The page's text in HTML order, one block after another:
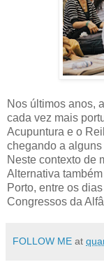
Nos últimos anos,
cada vez mais
Acupuntura e o
chegando a
Neste contexto de
Alternativa
Porto, entre os
Congressos da
FOLLOW ME at